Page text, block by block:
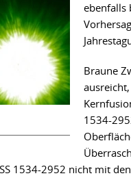
ebenfalls
Braune
1534-
1534-2952 nicht mit